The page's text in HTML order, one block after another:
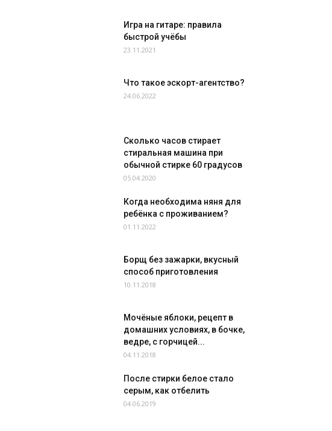
Игра на гитаре: правила
быстрой учёбы
23.11.2021
Что такое эскорт-агентство?
24.06.2022
Сколько часов стирает
стиральная машина при
обычной стирке 60 градусов
05.04.2020
Когда необходима няня для
ребёнка с проживанием?
01.11.2022
Борщ без зажарки, вкусный
способ приготовления
10.11.2018
Мочёные яблоки, рецепт в
домашних условиях, в бочке,
ведре, с горчицей...
04.11.2018
После стирки белое стало
серым, как отбелить
04.06.2019